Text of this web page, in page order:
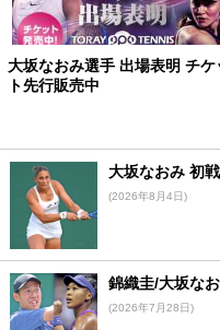
大坂なおみ選手 出場表明 チケ
ト先行販売中
大坂なおみ 初
(2026年8月4日)
錦織圭/大坂な
(2026年7月28日)